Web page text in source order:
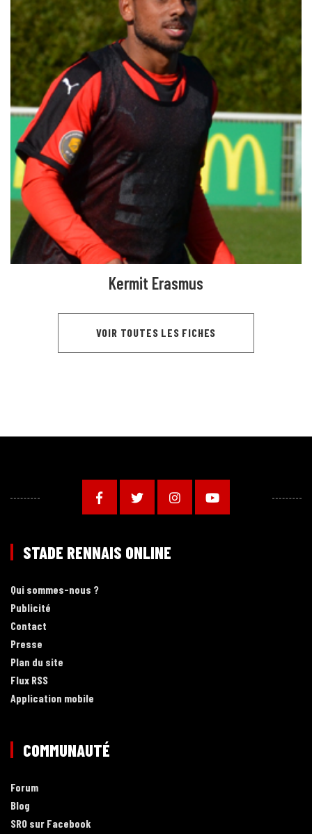
Kermit Erasmus
VOIR TOUTES LES FICHES
STADE RENNAIS ONLINE
Qui sommes-nous ?
Publicité
Contact
Presse
Plan du site
Flux RSS
Application mobile
COMMUNAUTÉ
Forum
Blog
SRO sur Facebook